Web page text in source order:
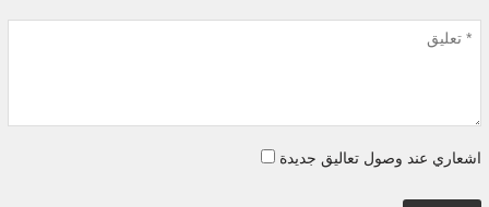
اشعاري عند وصول تعاليق جديدة